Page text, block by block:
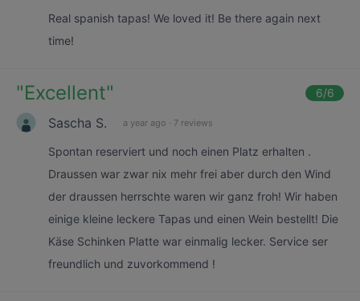
Real spanish tapas! We loved it! Be there again next
time!
"Excellent" 6/6
Sascha S. a year ago · 7 reviews
Spontan reserviert und noch einen Platz erhalten .
Draussen war zwar nix mehr frei aber durch den Wind
der draussen herrschte waren wir ganz froh! Wir haben
einige kleine leckere Tapas und einen Wein bestellt! Die
Käse Schinken Platte war einmalig lecker. Service ser
freundlich und zuvorkommend !